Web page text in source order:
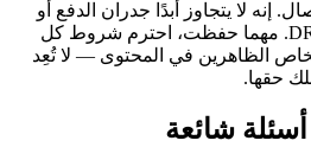
إنه لا يتجاوز أبدًا جدران الدفع أو
مناطق الأعضاء أو حماية DRM. مهما حفظت، احترم شروط كل
الظاهرين في المحتوى — لا تُعِد
حقها.